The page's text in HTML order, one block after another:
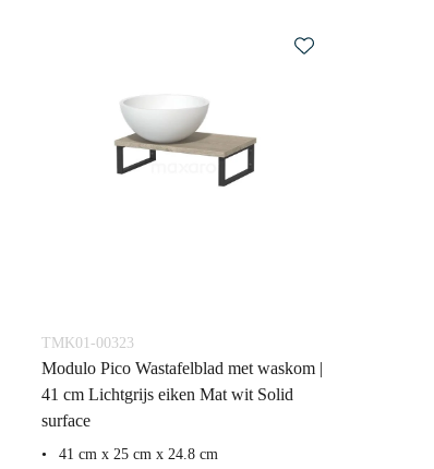
TMK01-00323
Modulo Pico Wastafelblad met waskom |
41 cm Lichtgrijs eiken Mat wit Solid
surface
41 cm x 25 cm x 24.8 cm